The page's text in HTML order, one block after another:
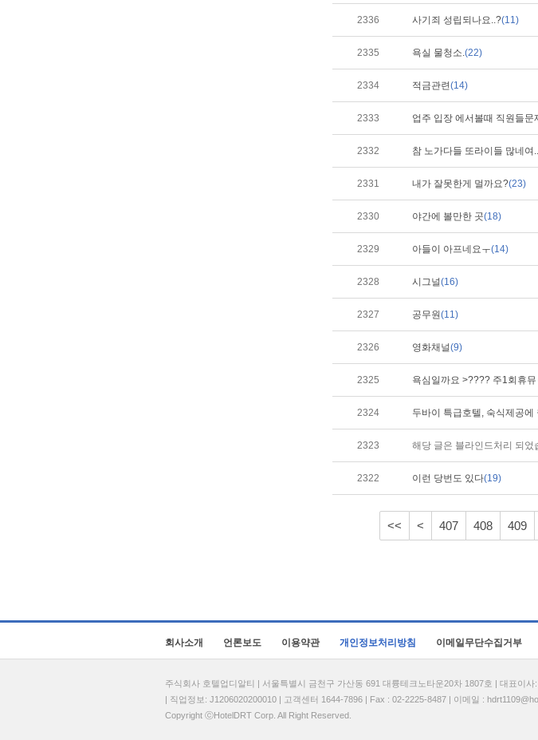
2336 사기죄 성립되나요..?(11)
2335 욕실 물청소.(22)
2334 적금관련(14)
2333 업주 입장 에서볼때 직원들문
2332 참 노가다들 또라이들 많네여
2331 내가 잘못한게 멀까요?(23)
2330 야간에 볼만한 곳(18)
2329 아들이 아프네요ㅜ(14)
2328 시그널(16)
2327 공무원(11)
2326 영화채널(9)
2325 욕심일까요 >???? 주1회휴
2324 두바이 특급호텔, 숙식제공에
2323 해당 글은 블라인드처리 되었
2322 이런 당번도 있다(19)
<< < 407 408 409
회사소개 언론보도 이용약관 개인정보처리방침 이메일무단수집거부
주식회사 호텔업디알티 | 서울특별시 금천구 가산동 691 대륭테크노타운20차 1807호 | 대표이
| 직업정보: J1206020200010 | 고객센터 1644-7896 | Fax : 02-2225-8487 | 이메일 :
Copyright ⓒHotelDRT Corp. All Right Reserved.